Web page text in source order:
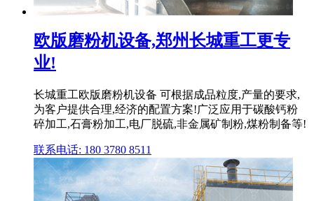
欧版磨粉机设备,郑州长城重工更专
业!
长城重工欧版磨粉机设备 可根据成品粒度,产量的要求,
为客户提供合理,经济的配置方案!广泛应用于碳酸钙粉
碎加工,石膏粉加工,电厂脱硫,非金属矿制粉,煤粉制备等!
联系电话: 180 3780 8511